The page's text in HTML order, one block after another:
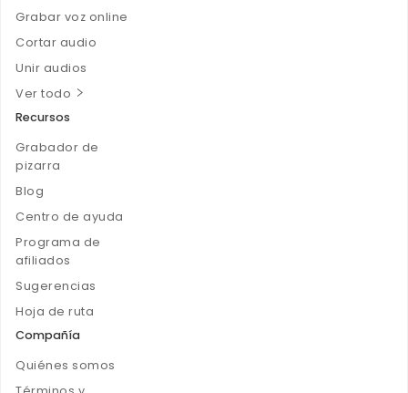
Grabar voz online
Cortar audio
Unir audios
Ver todo
Recursos
Grabador de
pizarra
Blog
Centro de ayuda
Programa de
afiliados
Sugerencias
Hoja de ruta
Compañía
Quiénes somos